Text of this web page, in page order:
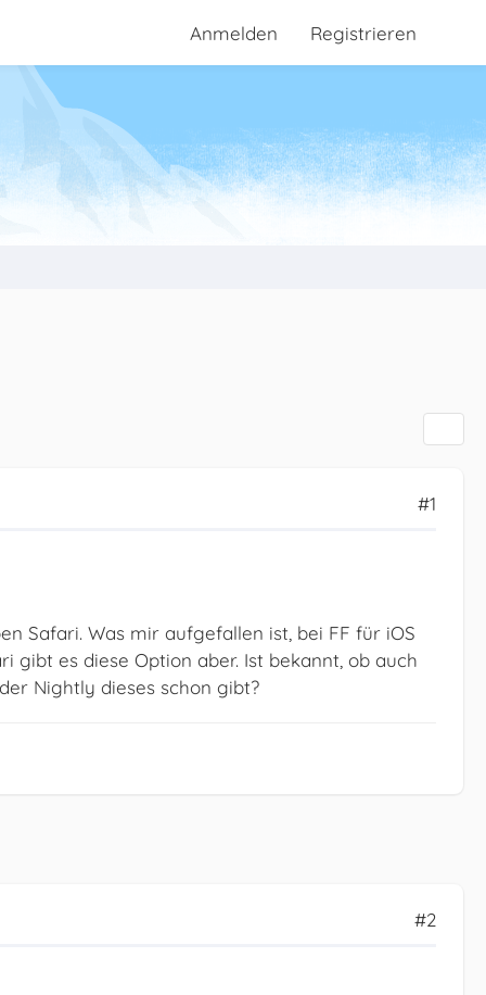
Anmelden Registrieren
#1
Safari. Was mir aufgefallen ist, bei FF für iOS
gibt es diese Option aber. Ist bekannt, ob auch
Nightly dieses schon gibt?
#2